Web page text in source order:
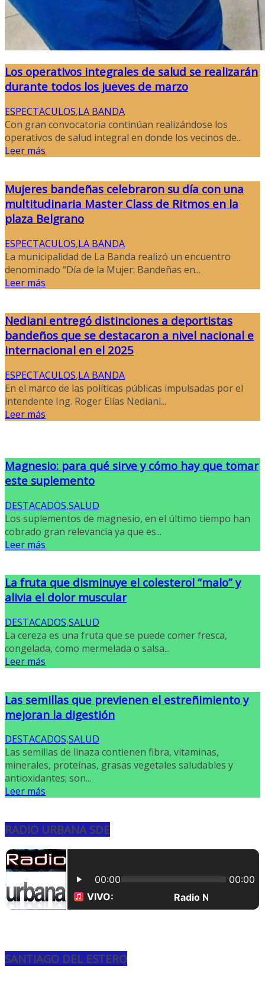
Los operativos integrales de salud se realizarán
durante todos los jueves de marzo
ESPECTACULOS,LA BANDA
Con gran convocatoria continúan realizándose los
operativos de salud integral en donde los vecinos de...
Leer más
Mujeres bandeñas celebraron su día con una
multitudinaria Master Class de Ritmos en la
plaza Belgrano
ESPECTACULOS,LA BANDA
La municipalidad de La Banda realizó un encuentro
denominado “Día de la Mujer: Bandeñas en...
Leer más
Nediani entregó distinciones a deportistas
bandeños que se destacaron a nivel nacional e
internacional en el 2025
ESPECTACULOS,LA BANDA
En el marco de las políticas públicas impulsadas por el
intendente Ing. Roger Elías Nediani...
Leer más
Magnesio: para qué sirve y cómo hay que tomar
este suplemento
DESTACADOS,SALUD
Los suplementos de magnesio, en el último tiempo han
cobrado gran relevancia ya que es...
Leer más
La fruta que disminuye el colesterol “malo” y
alivia el dolor muscular
DESTACADOS,SALUD
La cereza es una fruta que se puede comer fresca,
congelada, como mermelada o salsa...
Leer más
Las semillas que previenen el estreñimiento y
mejoran la digestión
DESTACADOS,SALUD
Las semillas de linaza contienen fibra, vitaminas,
minerales, proteínas, grasas vegetales saludables y
antioxidantes; son...
Leer más
RADIO URBANA SDE
SANTIAGO DEL ESTERO